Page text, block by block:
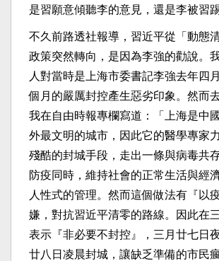
是習願意傾聽李的意見，還是李被習
不久前路透社報導，習近平從「動態
政策突然轉向，是因為李強的勸說。
人對當時是上海市委書記李強去年四
個月的嚴厲封控產生惡劣印象。然而
我在自由時報專欄寫道：「上海是中
外最文明的城市，因此它的醫學專家
殘酷的封城手段，走出一條與病毒共
防疫同時，維持社會的正常生活與經
人性式的管理。然而這個做法有『以
嫌，對抗習近平清零的路線。因此在
表示『非必要不封控』，三月廿七日
廿八日凌晨封城，讓缺乏準備的市民